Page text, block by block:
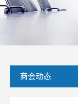
商会动态